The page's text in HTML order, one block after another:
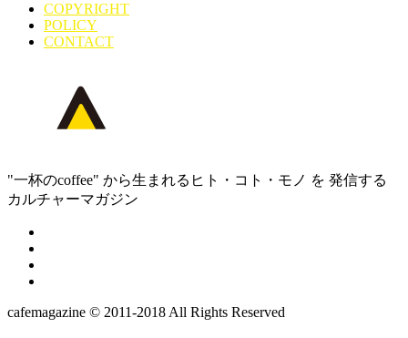
COPYRIGHT
POLICY
CONTACT
"一杯のcoffee" から生まれるヒト・コト・モノ を 発信する
カルチャーマガジン
cafemagazine © 2011-2018 All Rights Reserved